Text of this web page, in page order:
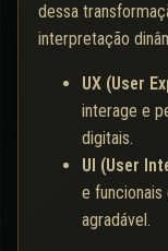
dessa
interpretação
UX (User
interage e
digitais.
UI (User
e
agradável.